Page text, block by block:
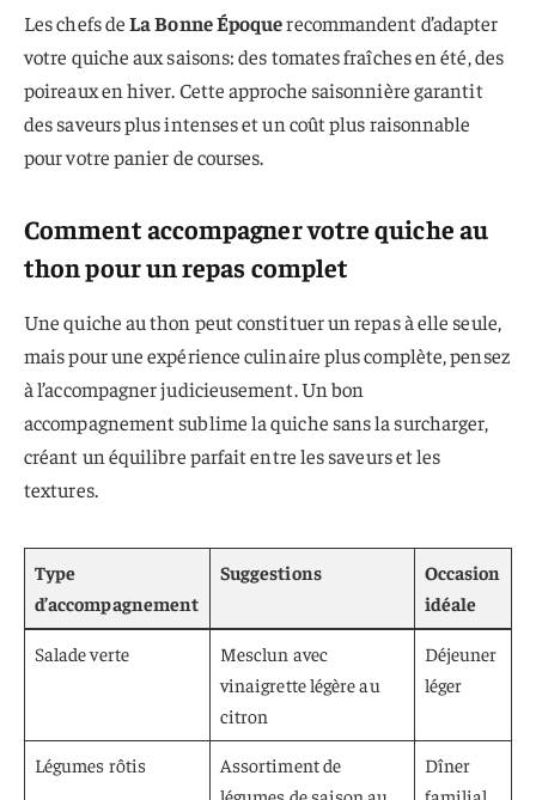
Les chefs deLa Bonne Époquerecommandent d’adapter
votre quiche aux saisons: des tomates fraîches en été, des
poireaux en hiver. Cette approche saisonnière garantit
des saveurs plus intenses et un coût plus raisonnable
pour votre panier de courses.
Comment accompagner votre quiche au
thon pour un repas complet
Une quiche au thon peut constituer un repas à elle seule,
mais pour une expérience culinaire plus complète, pensez
à l’accompagner judicieusement. Un bon
accompagnement sublime la quiche sans la surcharger,
créant un équilibre parfait entre les saveurs et les
textures.
Type
d’accompagnement
Suggestions
Occasion
idéale
Salade verte
Mesclun avec
vinaigrette légère au
citron
Déjeuner
léger
Légumes rôtis
Assortiment de
Dîner